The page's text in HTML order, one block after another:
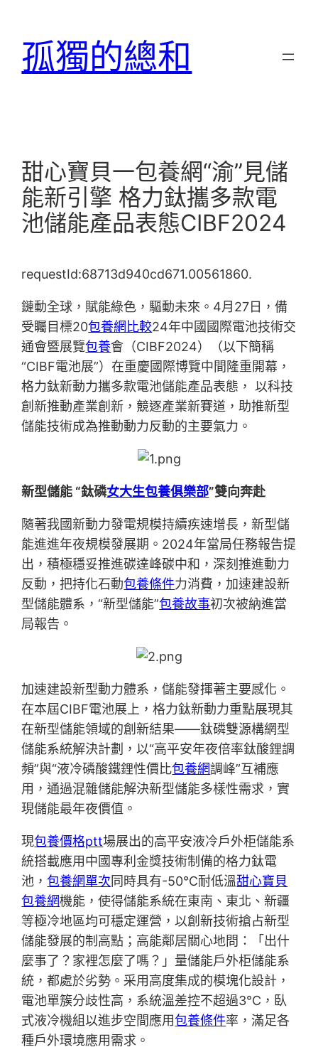
孤獨的總和
甜心寶貝一包養網“渝”見儲
能新引擎 格力鈦攜多款電
池儲能產品表態CIBF2024
requestId:68713d940cd671.00561860.
鏈動全球，賦能綠色，驅動未來。4月27日，備
受矚目標20包養網比較24年中國國際電池技術交
通會暨展覽包養會（CIBF2024）（以下簡稱
“CIBF電池展”）在重慶國際博覽中間隆重開幕，
格力鈦新動力攜多款電池儲能產品表態， 以科技
創新推動產業創新，競逐產業新賽道，助推新型
儲能技術成為推動動力反動的主要氣力。
新型儲能 “鈦磷女大生包養俱樂部”雙向奔赴
隨著我國新動力發電規模持續疾速增長，新型儲
能進進年夜規模發展期。2024年當局任務報告提
出，積極穩妥推進碳達峰碳中和，深刻推進動力
反動，把持化石動包養條件力消費，加速建設新
型儲能體系，“新型儲能”包養故事初次被納進當
局報告。
加速建設新型動力體系，儲能發揮著主要感化。
在本屆CIBF電池展上，格力鈦新動力重點展現其
在新型儲能領域的創新結果——鈦磷雙源構網型
儲能系統解決計劃，以“高平安年夜倍率鈦酸鋰調
頻”與“液冷磷酸鐵鋰性價比包養網調峰”互補應
用，通過混雜儲能解決新型儲能多樣性需求，實
現儲能最年夜價值。
現包養價格ptt場展出的高平安液冷戶外柜儲能系
統搭載應用中國專利金獎技術制備的格力鈦電
池，包養網單次同時具有-50℃耐低溫甜心寶貝
包養網機能，使得儲能系統在東南、東北、新疆
等極冷地區均可穩定運營，以創新技術搶占新型
儲能發展的制高點；高能鄰居關心地問：「出什
麼事了？家裡怎麼了嗎？」量儲能戶外柜儲能系
統，都處於劣勢。采用高度集成的模塊化設計，
電池單簇分歧性高，系統溫差控不超過3℃，臥
式液冷機組以進步空間應用包養條件率，滿足各
種戶外環境應用需求。